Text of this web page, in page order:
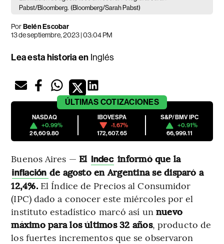
Pabst/Bloomberg. (Bloomberg/Sarah Pabst)
PorBelén Escobar
13 de septiembre, 2023 | 03:04 PM
Lea esta historia en Inglés
ÚLTIMAS COTIZACIONES
NASDAQ
+0.99%
26,609.80
IBOVESPA
-1.67%
172,607.65
S&P/BMV IPC
+0.91%
66,999.11
Buenos Aires — El Indec informó que la
inflación de agosto en Argentina se disparó a
12,4%. El Índice de Precios al Consumidor
(IPC) dado a conocer este miércoles por el
instituto estadístico marcó así un nuevo
máximo para los últimos 32 años, producto de
los fuertes incrementos que se observaron